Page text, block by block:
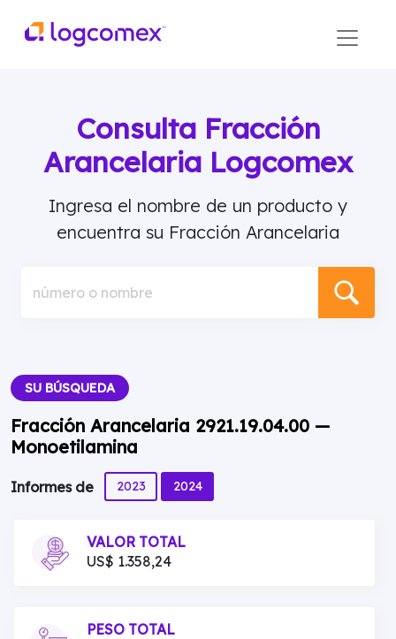
Consulta Fracción
Arancelaria Logcomex
Ingresa el nombre de un producto y
encuentra su Fracción Arancelaria
número o nombre
SU BÚSQUEDA
Fracción Arancelaria 2921.19.04.00 —
Monoetilamina
Informes de 2023 2024
VALOR TOTAL
US$ 1.358,24
PESO TOTAL